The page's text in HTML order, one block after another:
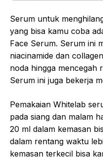
Serum untuk
yang bisa kamu coba
Face Serum. Serum ini
niacinamide dan
noda hingga mencegah
Serum ini juga bekerja
Pemakaian Whitelab
pada siang dan malam
20 ml dalam kemasan
dalam rentang waktu
kemasan terkecil bisa